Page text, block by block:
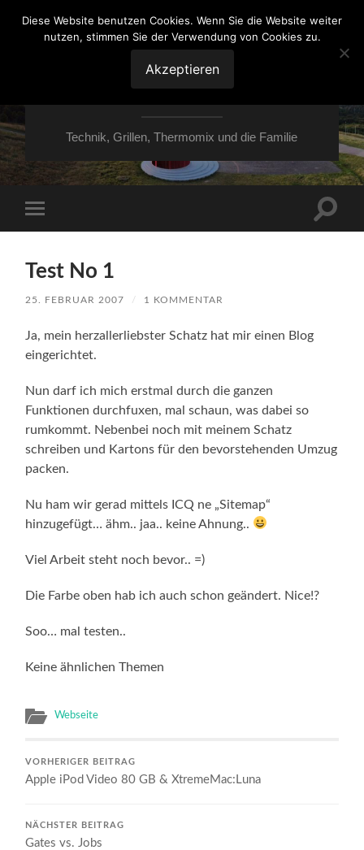
VON ESSEN ÜBER
HESSEN NACH
MOERS
Technik, Grillen, Thermomix und die Familie
Menü
Test No 1
25. FEBRUAR 2007 / 1 KOMMENTAR
Ja, mein herzallerliebster Schatz hat mir einen Blog
eingerichtet.
Nun darf ich mich erstmal durch die ganzen
Funktionen durchfuxen, mal schaun, was dabei so
rumkommt. Nebenbei noch mit meinem Schatz
schreiben und Kartons für den bevorstehenden Umzug
packen.
Nu ham wir gerad mittels ICQ ne „Sitemap“
hinzugefügt… ähm.. jaa.. keine Ahnung..
Viel Arbeit steht noch bevor.. =)
Die Farbe oben hab ich auch schon geändert. Nice!?
Soo… mal testen..
Keine ähnlichen Themen
Webseite
VORHERIGER BEITRAG
Apple iPod Video 80 GB & XtremeMac:Luna
NÄCHSTER BEITRAG
Gates vs. Jobs
Diese Website benutzen Cookies. Wenn Sie die Website weiter
nutzen, stimmen Sie der Verwendung von Cookies zu.
Akzeptieren